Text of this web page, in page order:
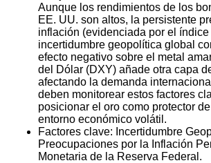
Aunque los rendimientos de los
EE. UU. son altos, la persistente
inflación (evidenciada por el índice
incertidumbre geopolítica global
efecto negativo sobre el metal
del Dólar (DXY) añade otra capa
afectando la demanda
deben monitorear estos factores
posicionar el oro como protector
entorno económico volátil.
Factores clave: Incertidumbre
Preocupaciones por la Inflación
Monetaria de la Reserva Federal.